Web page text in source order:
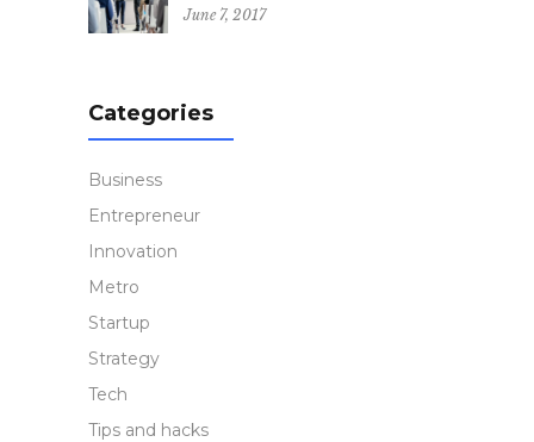
June 7, 2017
Categories
Business
Entrepreneur
Innovation
Metro
Startup
Strategy
Tech
Tips and hacks